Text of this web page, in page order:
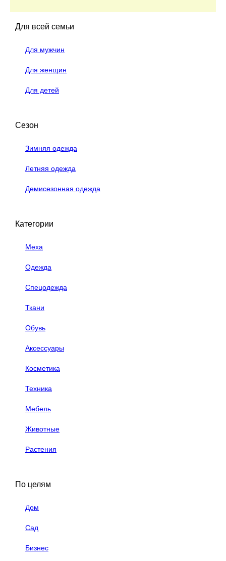
Для всей семьи
Для мужчин
Для женщин
Для детей
Сезон
Зимняя одежда
Летняя одежда
Демисезонная одежда
Категории
Меха
Одежда
Спецодежда
Ткани
Обувь
Аксессуары
Косметика
Техника
Мебель
Животные
Растения
По целям
Дом
Сад
Бизнес